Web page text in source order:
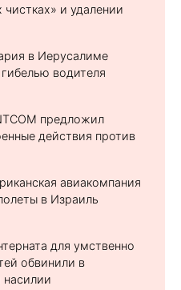
чистках» и удалении
в Иерусалиме
водителя
предложил
действия против
авиакомпания
в Израиль
для умственно
обвинили в
насилии